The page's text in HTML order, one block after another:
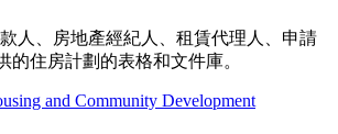
人、房地產經紀人、租賃代理人、申請
的住房計劃的表格和文件庫。
and Community Development